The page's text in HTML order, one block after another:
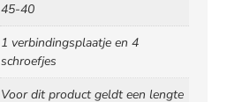
45-40
1 verbindingsplaatje en 4
schroefjes
Voor dit product geldt een lengte